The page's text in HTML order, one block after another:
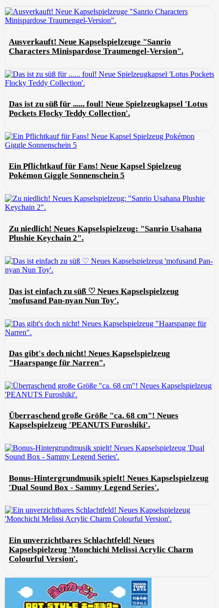
Ausverkauft! Neue Kapselspielzeuge "Sanrio
Characters Minispardose Traumengel-Version".
Das ist zu süß für ...... foul! Neue Spielzeugkapsel 'Lotus
Pockets Flocky Teddy Collection'.
Ein Pflichtkauf für Fans! Neue Kapsel Spielzeug
Pokémon Giggle Sonnenschein 5
Zu niedlich! Neues Kapselspielzeug: "Sanrio Usahana
Plushie Keychain 2".
Das ist einfach zu süß ♡ Neues Kapselspielzeug
'mofusand Pan-nyan Nun Toy'.
Das gibt's doch nicht! Neues Kapselspielzeug
"Haarspange für Narren".
Überraschend große Größe "ca. 68 cm"! Neues
Kapselspielzeug 'PEANUTS Furoshiki'.
Bonus-Hintergrundmusik spielt! Neues Kapselspielzeug
'Dual Sound Box - Sammy Legend Series'.
Ein unverzichtbares Schlachtfeld! Neues
Kapselspielzeug 'Monchichi Melissi Acrylic Charm
Colourful Version'.